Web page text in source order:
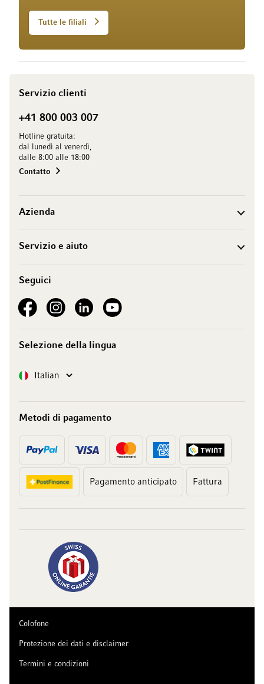
Tutte le filiali
Servizio clienti
+41 800 003 007
Hotline gratuita:
dal lunedì al venerdì,
dalle 8:00 alle 18:00
Contatto
Azienda
Servizio e aiuto
Seguici
See our FacebookSee our Instagram account
See our LinkedInSee our YouTube channel
Selezione della lingua
Lingua Italian
Metodi di pagamento
Pagamento anticipato Fattura
Colofone
Protezione dei dati e disclaimer
Termini e condizioni